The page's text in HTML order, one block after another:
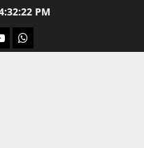
PM
Whatsapp